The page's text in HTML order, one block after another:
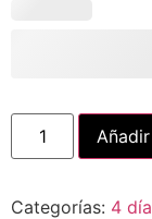
Categorías: 4